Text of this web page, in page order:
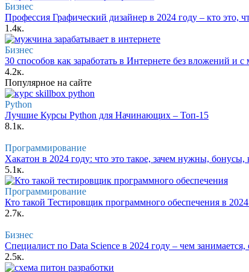
Бизнес
Профессия Графический дизайнер в 2024 году – кто это,
1.4к.
Бизнес
30 способов как заработать в Интернете без вложений
4.2к.
Популярное на сайте
Python
Лучшие Курсы Python для Начинающих – Топ-15
8.1к.
Программирование
Хакатон в 2024 году: что это такое, зачем нужны, бонусы,
5.1к.
Программирование
Кто такой Тестировщик программного обеспечения в
2.7к.
Бизнес
Специалист по Data Science в 2024 году – чем занимается,
2.5к.